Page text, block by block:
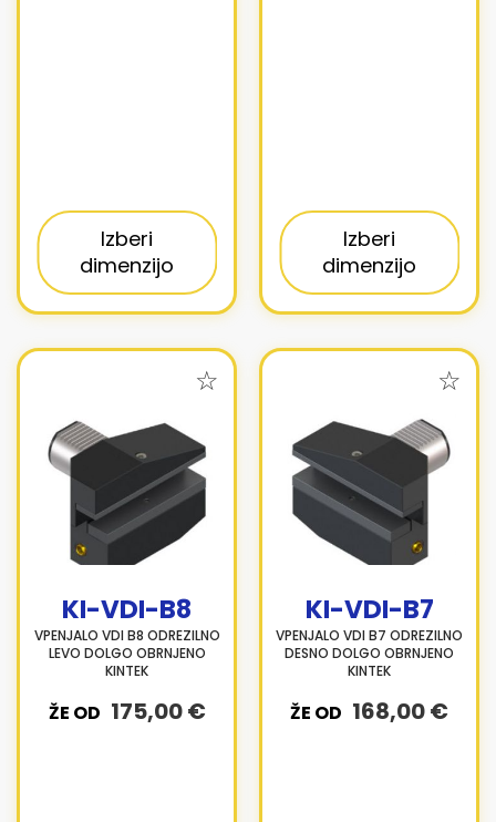
Izberi
dimenzijo
Izberi
dimenzijo
KI-VDI-B8
VPENJALO VDI B8 ODREZILNO
LEVO DOLGO OBRNJENO
KINTEK
ŽE OD 175,00 €
KI-VDI-B7
VPENJALO VDI B7 ODREZILNO
DESNO DOLGO OBRNJENO
KINTEK
ŽE OD 168,00 €